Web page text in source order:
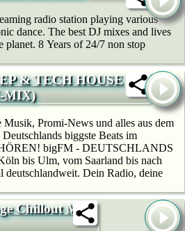
radio station playing various
dance. The best DJ mixes and lives
planet. 8 Years of 24/7 non stop
& TECH HOUSE
MIX)
Musik, Promi-News und alles aus dem
biggste Beats im
bigFM - DEUTSCHLANDS
bis Ulm, vom Saarland bis nach
deutschlandweit. Dein Radio, deine
Chillout Mix